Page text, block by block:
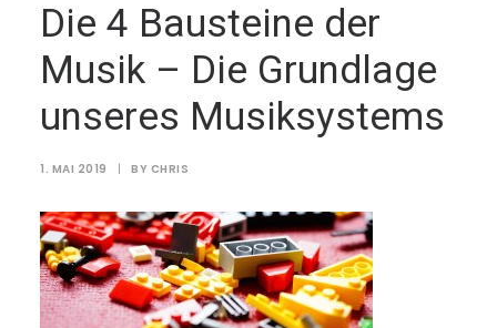
Die 4 Bausteine der
Musik – Die Grundlage
unseres Musiksystems
1. MAI 2019 | BY CHRIS